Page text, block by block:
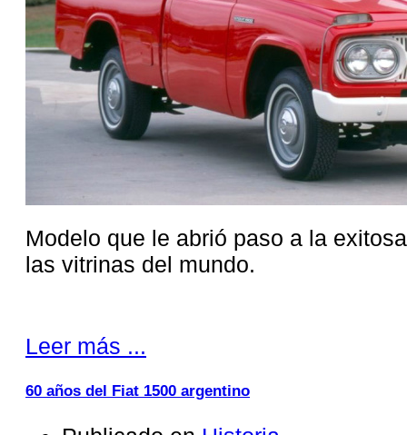
Modelo que le abrió paso a la
las vitrinas del mundo.
Leer más ...
60 años del Fiat 1500 argentino